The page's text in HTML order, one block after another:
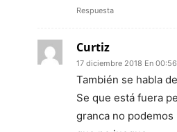
Respuesta
Curtiz
17 diciembre 2018 En 00:56
También se habla
Se que está fuera
granca no